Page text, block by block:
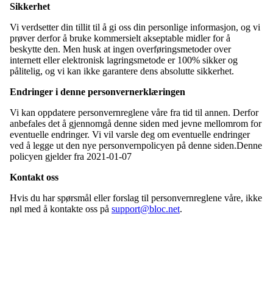
Sikkerhet
Vi verdsetter din tillit til å gi oss din personlige informasjon, og vi
prøver derfor å bruke kommersielt akseptable midler for å
beskytte den. Men husk at ingen overføringsmetoder over
internett eller elektronisk lagringsmetode er 100% sikker og
pålitelig, og vi kan ikke garantere dens absolutte sikkerhet.
Endringer i denne personvernerklæringen
Vi kan oppdatere personvernreglene våre fra tid til annen. Derfor
anbefales det å gjennomgå denne siden med jevne mellomrom for
eventuelle endringer. Vi vil varsle deg om eventuelle endringer
ved å legge ut den nye personvernpolicyen på denne siden.Denne
policyen gjelder fra 2021-01-07
Kontakt oss
Hvis du har spørsmål eller forslag til personvernreglene våre, ikke
nøl med å kontakte oss på support@bloc.net.